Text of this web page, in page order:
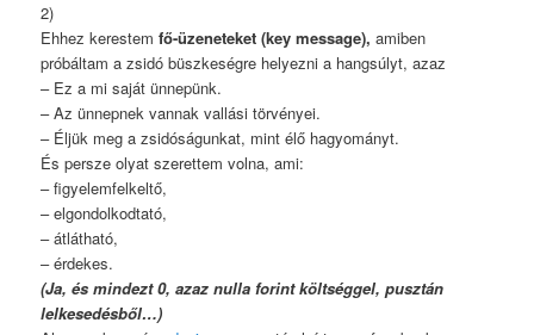
2)
Ehhez kerestemfő-üzeneteket (key message),amiben
próbáltam a zsidó büszkeségre helyezni a hangsúlyt, azaz
– Ez a mi saját ünnepünk.
– Az ünnepnek vannak vallási törvényei.
– Éljük meg a zsidóságunkat, mint élő hagyományt.
És persze olyat szerettem volna, ami:
– figyelemfelkeltő,
– elgondolkodtató,
– átlátható,
– érdekes.
(Ja, és mindezt 0, azaz nulla forint költséggel, pusztán
lelkesedésből…)